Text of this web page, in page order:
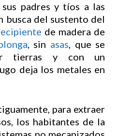
padres y tíos a las
busca del sustento del
de madera de
, sin asas, que se
tierras y con un
deja los metales en
para extraer
los habitantes de la